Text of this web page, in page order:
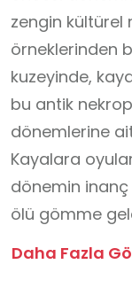
zengin kültürel
örneklerinden
kuzeyinde,
bu antik
dönemlerine
Kayalara
dönemin
ölü gömme
odalarında
Daha Fazla